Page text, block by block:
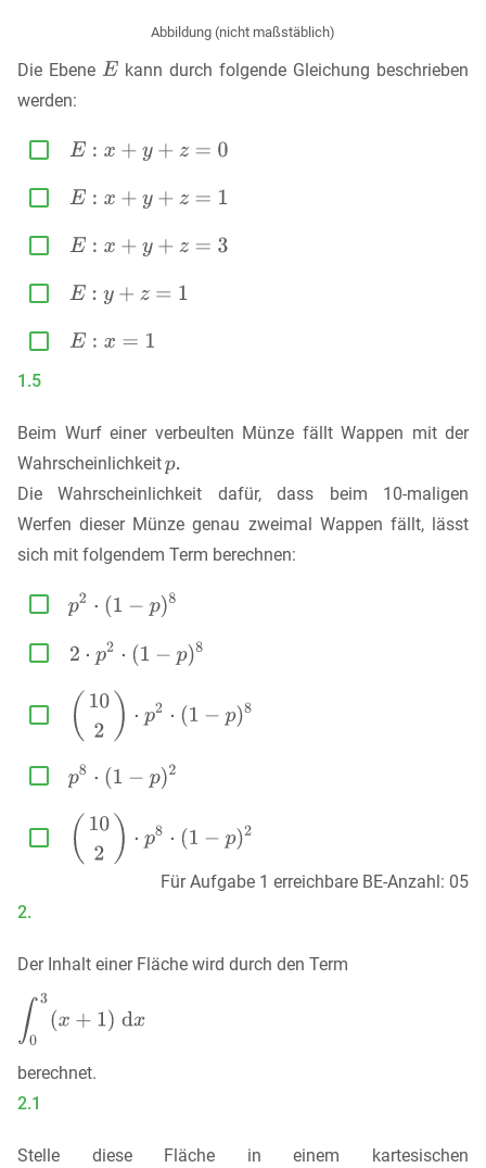
Abbildung (nicht maßstäblich)
Die Ebene
kann durch folgende Gleichung beschrieben
werden:





1.5
Beim Wurf einer verbeulten Münze fällt Wappen mit der
Wahrscheinlichkeit
Die Wahrscheinlichkeit dafür, dass beim 10-maligen
Werfen dieser Münze genau zweimal Wappen fällt, lässt
sich mit folgendem Term berechnen:





Für Aufgabe 1 erreichbare BE-Anzahl: 05
2.
Der Inhalt einer Fläche wird durch den Term
berechnet.
2.1
Stelle diese Fläche in einem kartesischen